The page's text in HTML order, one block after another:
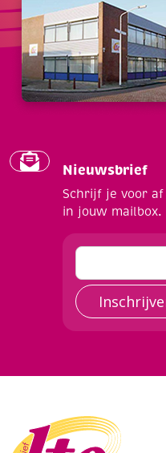
Nieuwsbrief
Schrijf je voor
in jouw mailbox.